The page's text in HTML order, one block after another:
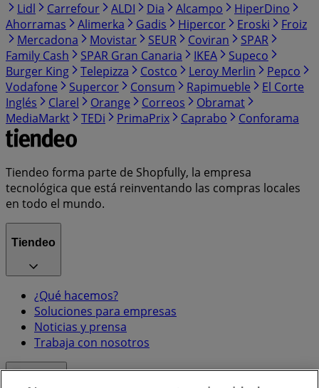
Lidl
Carrefour ALDI Dia Alcampo
HiperDino
Ahorramas
Alimerka Gadis Hipercor Eroski
Froiz
Mercadona
Movistar SEUR Coviran
SPAR
Family Cash
SPAR Gran Canaria IKEA
Supeco
Burger King
Telepizza Costco Leroy Merlin
Pepco
Vodafone
Supercor Consum Rapimueble
El Corte
Inglés
Clarel Orange Correos
Obramat
MediaMarkt
TEDi PrimaPrix Caprabo Conforama
Tiendeo forma parte de Shopfully, la empresa
tecnológica que está reinventando las compras locales
en todo el mundo.
Tiendeo
¿Qué hacemos?
Soluciones para empresas
Noticias y prensa
Trabaja con nosotros